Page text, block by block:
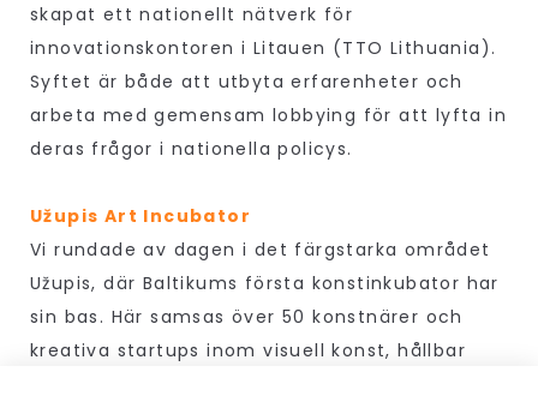
skapat ett nationellt nätverk för
innovationskontoren i Litauen (TTO Lithuania).
Syftet är både att utbyta erfarenheter och
arbeta med gemensam lobbying för att lyfta in
deras frågor i nationella policys.
Užupis Art Incubator
Vi rundade av dagen i det färgstarka området
Užupis, där Baltikums första konstinkubator har
sin bas. Här samsas över 50 konstnärer och
kreativa startups inom visuell konst, hållbar